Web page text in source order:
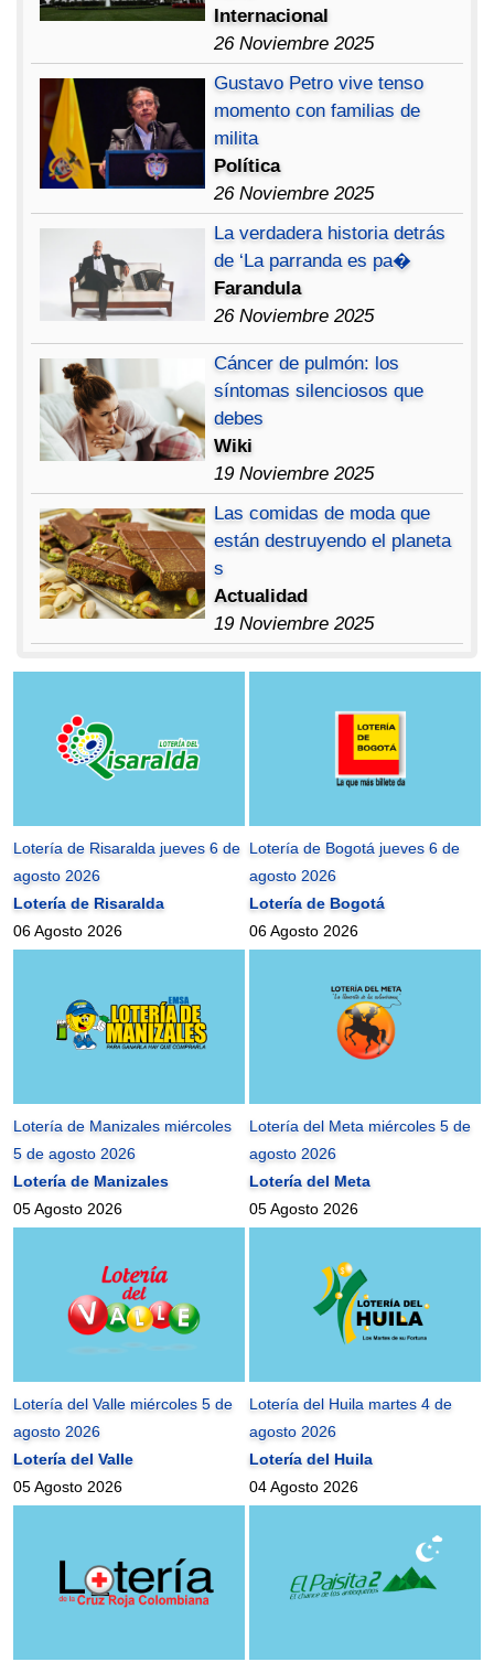
Internacional
26 Noviembre 2025
Gustavo Petro vive tenso
momento con familias de
milita
Política
26 Noviembre 2025
La verdadera historia detrás
de ‘La parranda es pa�
Farandula
26 Noviembre 2025
Cáncer de pulmón: los
síntomas silenciosos que
debes
Wiki
19 Noviembre 2025
Las comidas de moda que
están destruyendo el planeta
s
Actualidad
19 Noviembre 2025
Lotería de Risaralda jueves 6 de
agosto 2026
Lotería de Risaralda
06 Agosto 2026
Lotería de Bogotá jueves 6 de
agosto 2026
Lotería de Bogotá
06 Agosto 2026
Lotería de Manizales miércoles
5 de agosto 2026
Lotería de Manizales
05 Agosto 2026
Lotería del Meta miércoles 5 de
agosto 2026
Lotería del Meta
05 Agosto 2026
Lotería del Valle miércoles 5 de
agosto 2026
Lotería del Valle
05 Agosto 2026
Lotería del Huila martes 4 de
agosto 2026
Lotería del Huila
04 Agosto 2026